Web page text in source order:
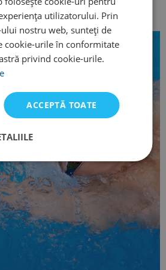
a feței și sunt foarte rezistenți.
utilizatorului. Prin
nostru web, sunteți de
cookie-urile în conformitate
privind cookie-urile.
ACCEPTĂ TOATE